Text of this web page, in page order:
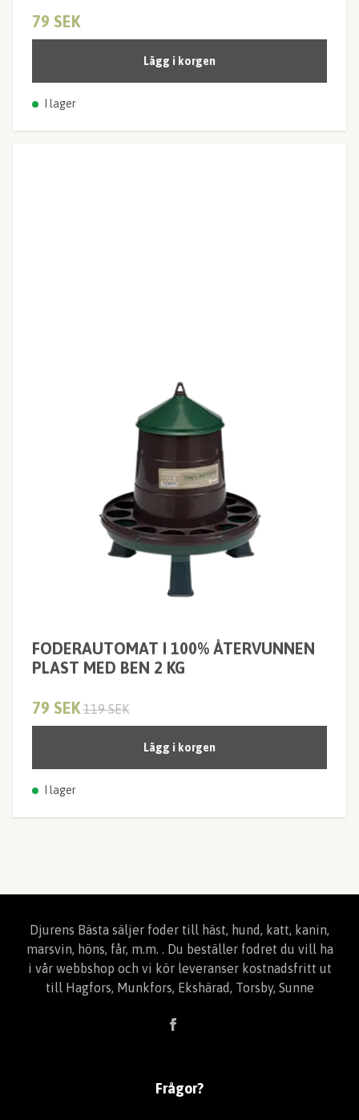
79 SEK
Lägg i korgen
I lager
FODERAUTOMAT I 100% ÅTERVUNNEN
PLAST MED BEN 2 KG
79 SEK 119 SEK
Lägg i korgen
I lager
Djurens Bästa säljer foder till häst, hund, katt, kanin,
marsvin, höns, får, m.m. . Du beställer fodret du vill ha
i vår webbshop och vi kör leveranser kostnadsfritt ut
till Hagfors, Munkfors, Ekshärad, Torsby, Sunne
Frågor?